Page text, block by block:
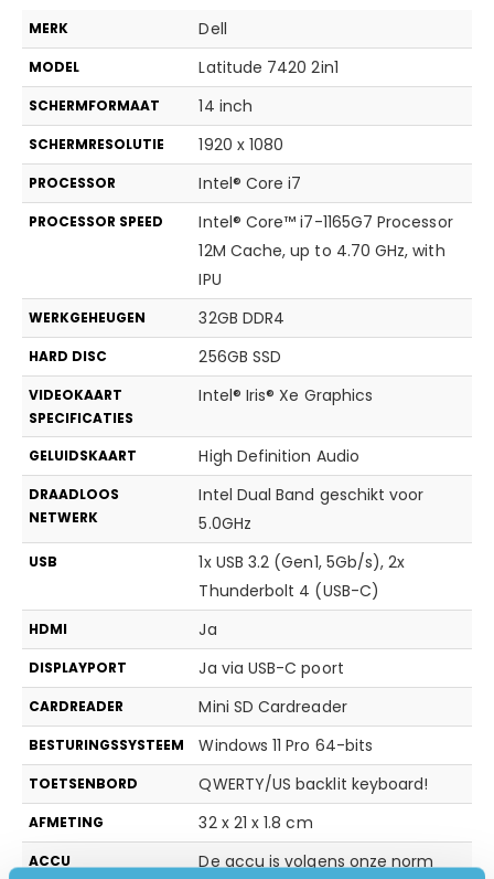
MERK Dell
MODEL Latitude 7420 2in1
SCHERMFORMAAT 14 inch
SCHERMRESOLUTIE 1920 x 1080
PROCESSOR Intel® Core i7
PROCESSOR SPEED
Intel® Core™ i7-1165G7 Processor
12M Cache, up to 4.70 GHz, with
IPU
WERKGEHEUGEN 32GB DDR4
HARD DISC 256GB SSD
VIDEOKAART
SPECIFICATIES
Intel® Iris® Xe Graphics
GELUIDSKAART High Definition Audio
DRAADLOOS
NETWERK
Intel Dual Band geschikt voor
5.0GHz
USB
1x USB 3.2 (Gen1, 5Gb/s), 2x
Thunderbolt 4 (USB-C)
HDMI Ja
DISPLAYPORT Ja via USB-C poort
CARDREADER Mini SD Cardreader
BESTURINGSSYSTEEM Windows 11 Pro 64-bits
TOETSENBORD QWERTY/US backlit keyboard!
AFMETING 32 x 21 x 1.8 cm
ACCU De accu is volgens onze norm